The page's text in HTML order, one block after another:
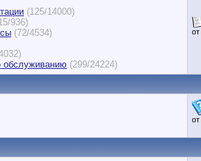
(125/14000)
936)
(72/4534)
обслуживанию (299/24224)
от
от